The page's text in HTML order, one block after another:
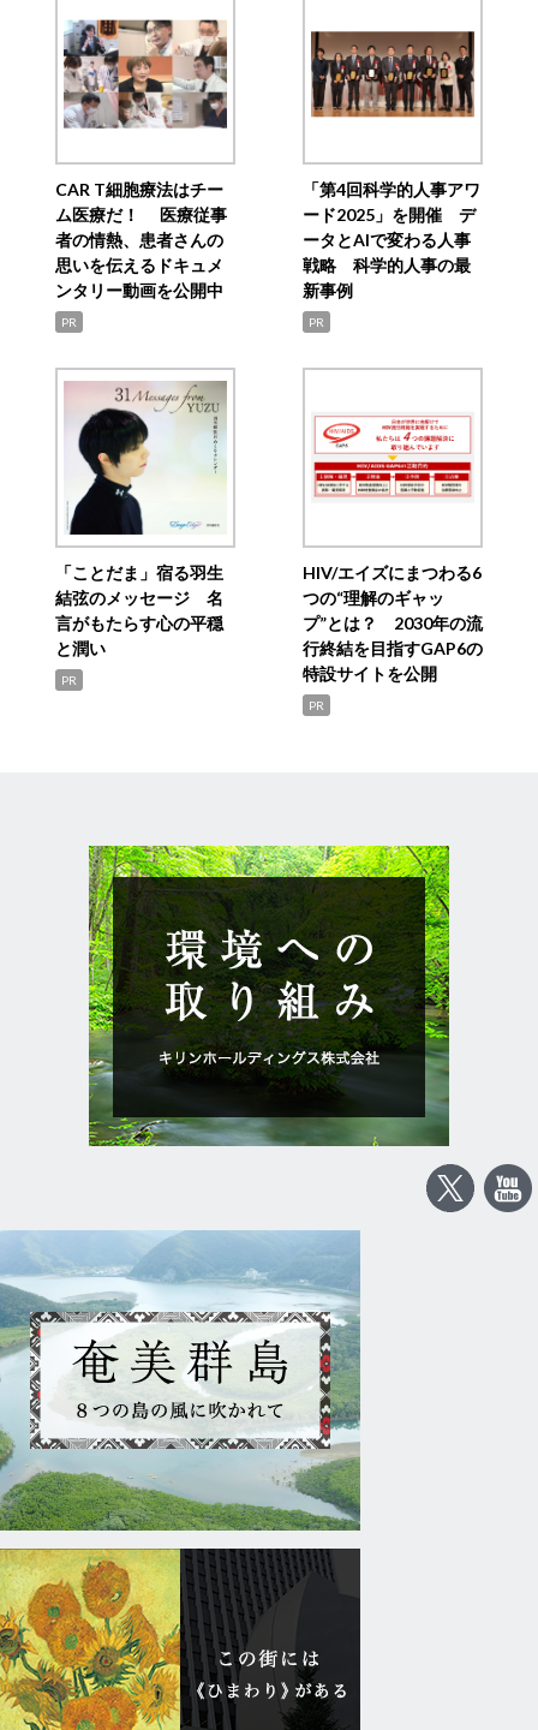
CAR T細胞療法はチー
ム医療だ！ 医療従事
者の情熱、患者さんの
思いを伝えるドキュメ
ンタリー動画を公開中
PR
「第4回科学的人事アワ
ード2025」を開催 デ
ータとAIで変わる人事
戦略 科学的人事の最
新事例
PR
「ことだま」宿る羽生
結弦のメッセージ 名
言がもたらす心の平穏
と潤い
PR
HIV/エイズにまつわる6
つの“理解のギャッ
プ”とは？ 2030年の流
行終結を目指すGAP6の
特設サイトを公開
PR